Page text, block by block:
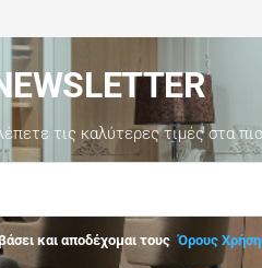
τις καλύτερες τιμές στα
και αποδέχομαι τους Όρους